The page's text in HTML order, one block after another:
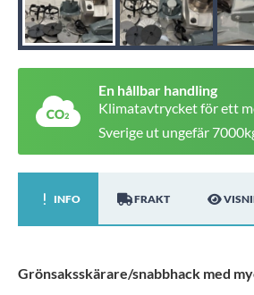
En hållbar handling
Klimatavtrycket för ett
Sverige ut ungefär
INFO FRAKT
Grönsaksskärare/snabbhack med